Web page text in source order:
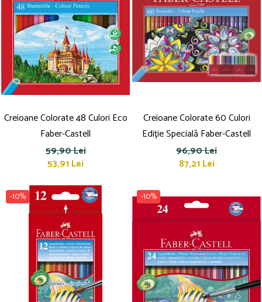
Creioane Colorate 48 Culori Eco
Faber-Castell
59,90 Lei
53,91 Lei
Creioane Colorate 60 Culori
Ediție Specială Faber-Castell
96,90 Lei
87,21 Lei
-10% -10%